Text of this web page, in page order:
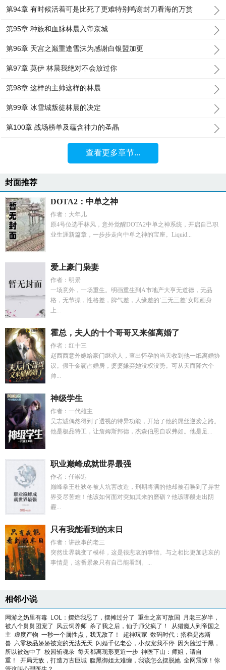
第94章 有时候活着可是比死了更难特别鸣谢封刀看海的万赏
第95章 种族和血脉林晨入帝京城
第96章 天宫之巅重逢雪沫为感谢白银盟加更
第97章 莫伊 林晨我绝对不会放过你
第98章 这样的主帅这样的林晨
第99章 冰雪城叛徒林晨的决定
第100章 战场榜单及蕴含神力的圣晶
查看更多章节...
封面推荐
DOTA2：中单之神
作者：大年儿
原4号位选手林风，意外觉醒DOTA2中单之神系统，开启自己职
业生涯新篇章，一步步走向中单之神的宝座。Liquid...
爱上豪门枭妻
作者：明景
一场意外，一场重生。明画重生到A市地产大亨无道德，无品
格，无节操，性格差，脾气差，人缘差的‘三无三差’女顾画身
上...
霍总，夫人的十个哥哥又来催离婚了
作者：红十三
赵西西意外嫁给豪门继承人，查出怀孕的当天收到他一纸离婚协
议。假千金霸占婚房，婆婆嫌弃她没权没势。可从天而降六个
帅...
神级学生
作者：一代雄主
吴志诚偶然得到了透视的特异功能，开始了他的屌丝逆袭之路。
他是极品特工，让詹姆斯邦德，杰森伯恩自叹弗如。他是足...
职业巅峰成就世界最强
作者：任崇迅
巅峰拳王杜狄冬被人坑害改造，刑期将满的他却被召唤到了异世
界受尽苦难！他该如何面对突如其来的磨砺？他该哪般走出阴
霾...
只有我能看到的末日
作者：讲故事的老三
突然世界就变了模样，这是很悲哀的事情。与之相比更加悲哀的
事情是，这番景象只有自己能看到。...
相邻小说
网游之奶里有毒 LOL：摆烂我忍了，摆摊过分了 重生之富可敌国
月老三岁半，
被八个舅舅团宠了
风云饲养师 杀了我之后，仙子师父疯了！
从猎魔人到帝国之
主 虚度产物 一秒一个属性点，我无敌了！ 超神玩家 数码时代：搭档是杰斯
兽 六零极品娇娇被宠的无法无天 闪婚千亿老公，小叔宠我不停 因为脸过于黑，
所以被选中了 校园斩魂录 每天都离现形更近一步 神医下山：师姐，请自
重！
开局无敌，打造万古巨城 腹黑御姐太难缠，我该怎么摆脱她 全网震惊！你